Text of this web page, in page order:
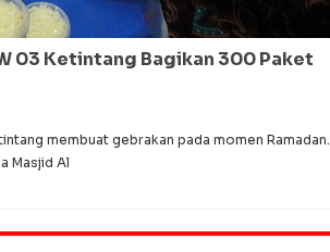
03 Ketintang Bagikan 300 Paket
membuat gebrakan pada momen Ramadan.
Masjid Al